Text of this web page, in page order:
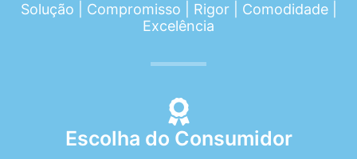
Solução | Compromisso | Rigor | Comodidade |
Excelência
Escolha do Consumidor